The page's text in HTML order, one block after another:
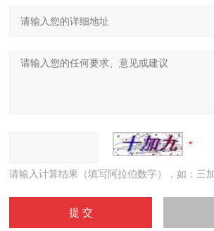
请输入计算结果（填写阿拉伯数字），如：三